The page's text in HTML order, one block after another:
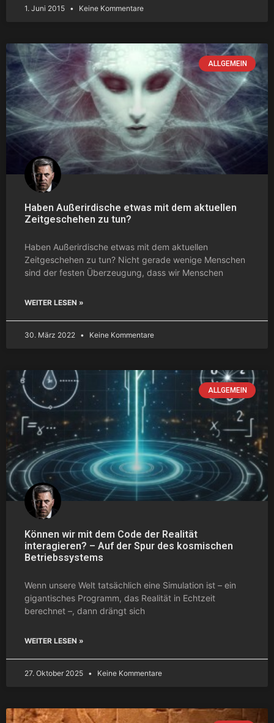
1. Juni 2015 Keine Kommentare
ALLGEMEIN
Haben Außerirdische etwas mit dem aktuellen
Zeitgeschehen zu tun?
Haben Außerirdische etwas mit dem aktuellen
Zeitgeschehen zu tun? Nicht gerade wenige Menschen
sind der festen Überzeugung, dass wir Menschen
WEITER LESEN »
30. März 2022 Keine Kommentare
ALLGEMEIN
Können wir mit dem Code der Realität
interagieren? – Auf der Spur des kosmischen
Betriebssystems
Wenn unsere Welt tatsächlich eine Simulation ist – ein
gigantisches Programm, das Realität in Echtzeit
berechnet –, dann drängt sich
WEITER LESEN »
27. Oktober 2025 Keine Kommentare